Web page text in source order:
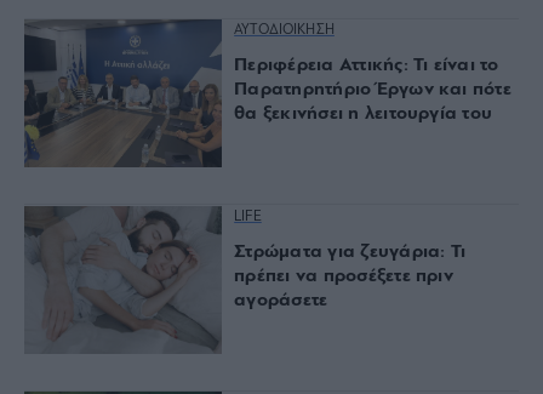
ΑΥΤΟΔΙΟΙΚΗΣΗ
Περιφέρεια Αττικής: Τι είναι το
Παρατηρητήριο Έργων και πότε
θα ξεκινήσει η λειτουργία του
LIFE
Στρώματα για ζευγάρια: Τι
πρέπει να προσέξετε πριν
αγοράσετε